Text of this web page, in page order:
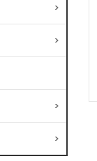
>
>
>
>